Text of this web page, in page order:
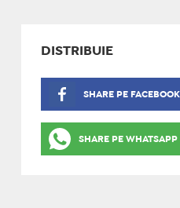
DISTRIBUIE
SHARE PE FACEBOOK
SHARE PE WHATSAPP